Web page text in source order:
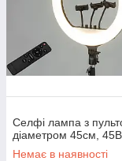
Селфі лампа з
діаметром 45см,
Немає в наявності